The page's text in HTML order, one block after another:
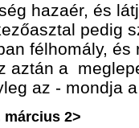
hazaér, és
pedig
félhomály, és
aztán a
az - mondja
március 2>